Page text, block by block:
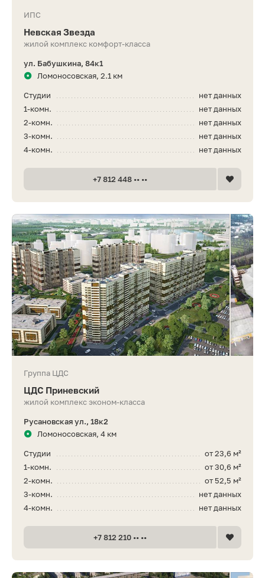
ИПС
Невская Звезда
жилой комплекс комфорт-класса
ул. Бабушкина, 84к1
Ломоносовская, 2.1 км
нет данных
Студии
нет данных
1-комн.
нет данных
2-комн.
нет данных
3-комн.
нет данных
4-комн.
+7 812 448 •• ••
Группа ЦДС
ЦДС Приневский
жилой комплекс эконом-класса
Русановская ул., 18к2
Ломоносовская, 4 км
от 23,6 м²
Студии
от 30,6 м²
1-комн.
от 52,5 м²
2-комн.
нет данных
3-комн.
нет данных
4-комн.
+7 812 210 •• ••